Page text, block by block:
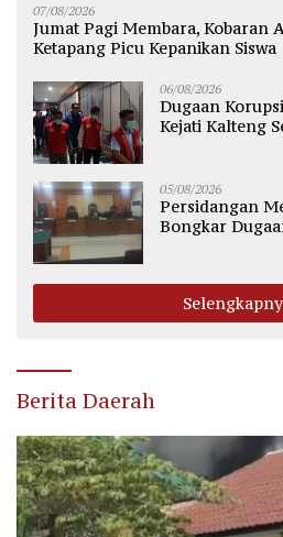
07/08/2026
Jumat Pagi Membara, Kobaran
Ketapang Picu Kepanikan Siswa
06/08/2026
Dugaan
Kejati Kalteng
05/08/2026
Persidangan
Bongkar
Berita Daerah